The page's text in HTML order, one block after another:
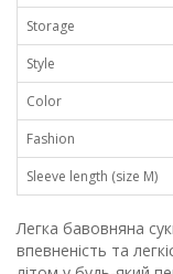
Storage
Style
Color
Fashion
Sleeve length (size M)
Легка бавовняна
впевненість та